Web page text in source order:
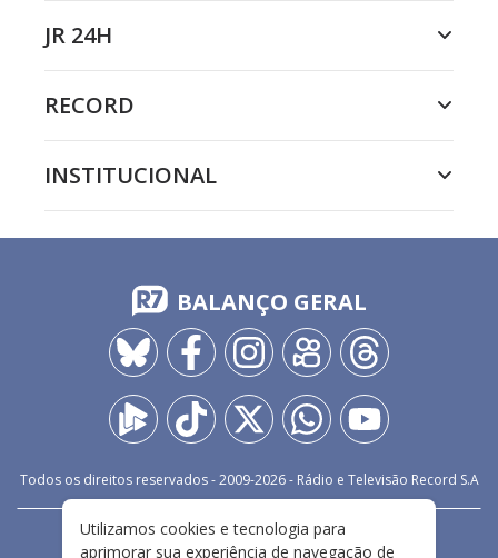
JR 24H
RECORD
INSTITUCIONAL
BALANÇO GERAL
Todos os direitos reservados - 2009-2026- Rádio e Televisão Record S.A
FALE CONOSCO PRIVACIDADE
Utilizamos cookies e tecnologia para
aprimorar sua experiência de navegação de